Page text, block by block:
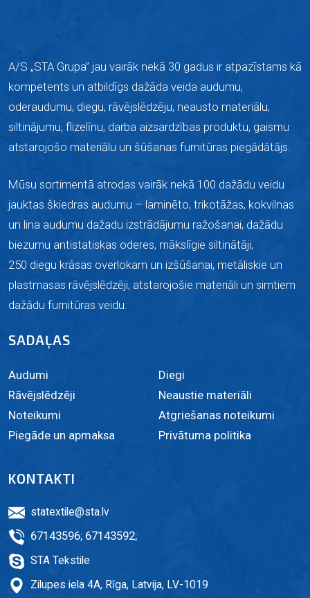
A/S „STA Grupa” jau vairāk nekā 30 gadus ir atpazīstams kā
kompetents un atbildīgs dažāda veida audumu,
oderaudumu, diegu, rāvējslēdzēju, neausto materiālu,
siltinājumu, flizelīnu, darba aizsardzības produktu, gaismu
atstarojošo materiālu un šūšanas furnitūras piegādātājs.
Mūsu sortimentā atrodas vairāk nekā 100 dažādu veidu
jauktas škiedras audumu – laminēto, trikotāžas, kokvilnas
un lina audumu dažadu izstrādājumu ražošanai, dažādu
biezumu antistatiskas oderes, mākslīgie siltinātāji,
250 diegu krāsas overlokam un izšūšanai, metāliskie un
plastmasas rāvējslēdzēji, atstarojošie materiāli un simtiem
dažādu furnitūras veidu.
SADAĻAS
Audumi
Diegi
Rāvējslēdzēji
Neaustie materiāli
Noteikumi
Atgriešanas noteikumi
Piegāde un apmaksa
Privātuma politika
KONTAKTI
statextile@sta.lv
67143596; 67143592;
STA Tekstile
Zilupes iela 4A, Rīga, Latvija, LV-1019